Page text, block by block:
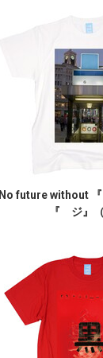
No future without
『 ジ』（